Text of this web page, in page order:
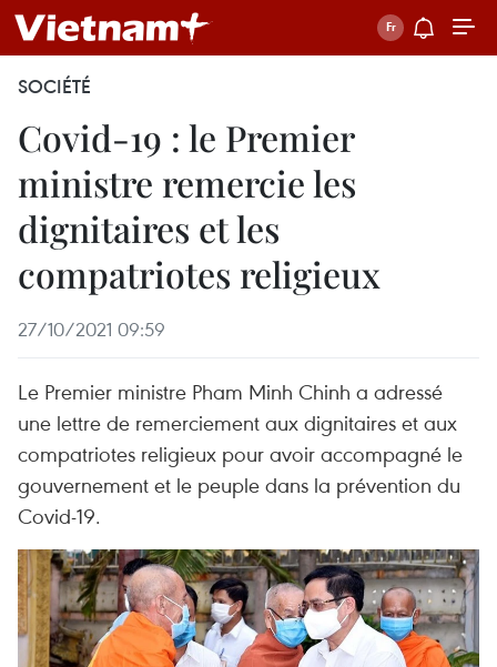
SOCIÉTÉ
Covid-19 : le Premier
ministre remercie les
dignitaires et les
compatriotes religieux
27/10/2021 09:59
Le Premier ministre Pham Minh Chinh a adressé
une lettre de remerciement aux dignitaires et aux
compatriotes religieux pour avoir accompagné le
gouvernement et le peuple dans la prévention du
Covid-19.